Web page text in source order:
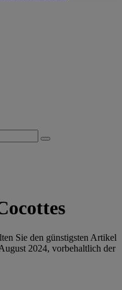
Sie den günstigsten Artikel
2024, vorbehaltlich der